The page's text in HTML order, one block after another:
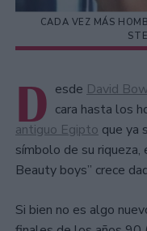
CADA VEZ MÁS
D esde David
cara hasta los
antiguo Egipto que ya
símbolo de su riqueza,
Beauty boys” crece
Si bien no es algo